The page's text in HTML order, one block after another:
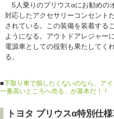
5人乗りのプリウスαにお勧めの
対応したアクセサリーコンセント
されている。この装備を装着する
ようになる。アウトドアレジャー
電源車としての役割も果たしてく
る。
■下取り車で損したくないのなら、
一番高いところへ売る、が基本だ！！
トヨタ プリウスα特別仕